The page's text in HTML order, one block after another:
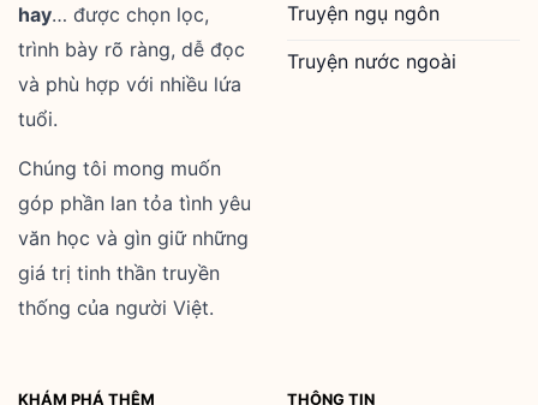
hay… được chọn lọc,
trình bày rõ ràng, dễ đọc
và phù hợp với nhiều lứa
tuổi.
Chúng tôi mong muốn
góp phần lan tỏa tình yêu
văn học và gìn giữ những
giá trị tinh thần truyền
thống của người Việt.
Truyện ngụ ngôn
Truyện nước ngoài
KHÁM PHÁ THÊM THÔNG TIN